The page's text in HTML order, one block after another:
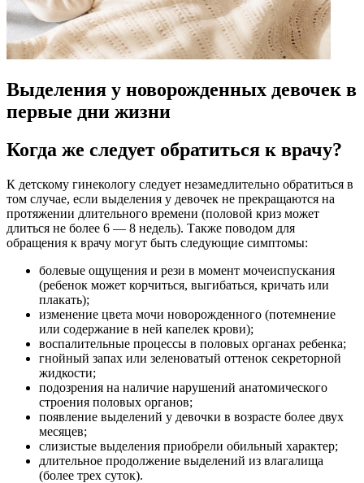
Выделения у новорожденных девочек в
первые дни жизни
Когда же следует обратиться к врачу?
К детскому гинекологу следует незамедлительно обратиться в
том случае, если выделения у девочек не прекращаются на
протяжении длительного времени (половой криз может
длиться не более 6 — 8 недель). Также поводом для
обращения к врачу могут быть следующие симптомы:
болевые ощущения и рези в момент мочеиспускания
(ребенок может корчиться, выгибаться, кричать или
плакать);
изменение цвета мочи новорожденного (потемнение
или содержание в ней капелек крови);
воспалительные процессы в половых органах ребенка;
гнойный запах или зеленоватый оттенок секреторной
жидкости;
подозрения на наличие нарушений анатомического
строения половых органов;
появление выделений у девочки в возрасте более двух
месяцев;
слизистые выделения приобрели обильный характер;
длительное продолжение выделений из влагалища
(более трех суток).